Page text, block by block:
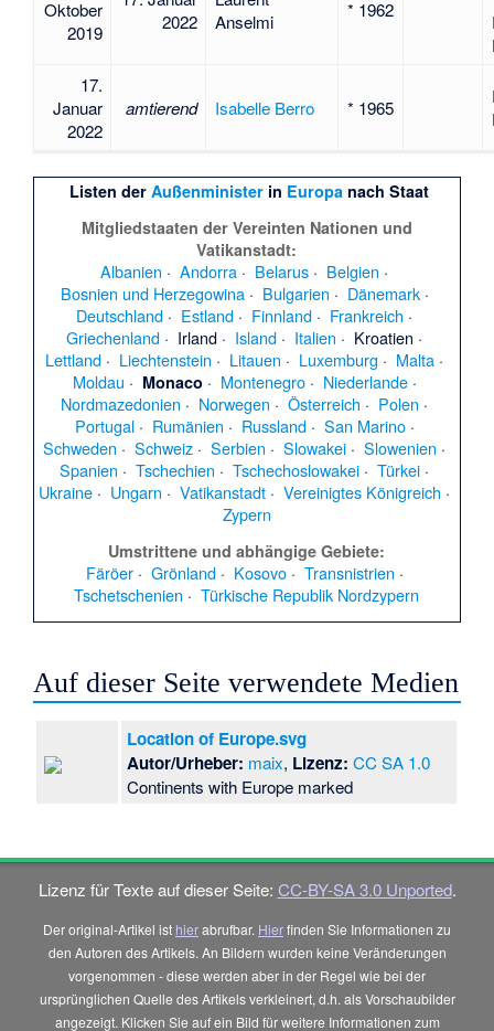
Oktober
2019
2022
Anselmi
* 1962
17.
Januar
2022
amtierend Isabelle Berro * 1965
Listen der Außenminister in Europa nach Staat
Mitgliedstaaten der Vereinten Nationen und
Vatikanstadt:
Albanien · Andorra · Belarus · Belgien ·
Bosnien und Herzegowina · Bulgarien · Dänemark ·
Deutschland · Estland · Finnland · Frankreich ·
Griechenland · Irland · Island · Italien · Kroatien ·
Lettland · Liechtenstein · Litauen · Luxemburg · Malta ·
Moldau · Monaco · Montenegro · Niederlande ·
Nordmazedonien · Norwegen · Österreich · Polen ·
Portugal · Rumänien · Russland · San Marino ·
Schweden · Schweiz · Serbien · Slowakei · Slowenien ·
Spanien · Tschechien · Tschechoslowakei · Türkei ·
Ukraine · Ungarn · Vatikanstadt · Vereinigtes Königreich ·
Zypern
Umstrittene und abhängige Gebiete:
Färöer · Grönland · Kosovo · Transnistrien ·
Tschetschenien · Türkische Republik Nordzypern
Auf dieser Seite verwendete Medien
Location of Europe.svg
Autor/Urheber: maix, Lizenz: CC SA 1.0
Continents with Europe marked
Lizenz für Texte auf dieser Seite: CC-BY-SA 3.0 Unported.
Der original-Artikel ist hierabrufbar. Hierfinden Sie Informationen zu
den Autoren des Artikels. An Bildern wurden keine Veränderungen
vorgenommen - diese werden aber in der Regel wie bei der
ursprünglichen Quelle des Artikels verkleinert, d.h. als Vorschaubilder
angezeigt. Klicken Sie auf ein Bild für weitere Informationen zum